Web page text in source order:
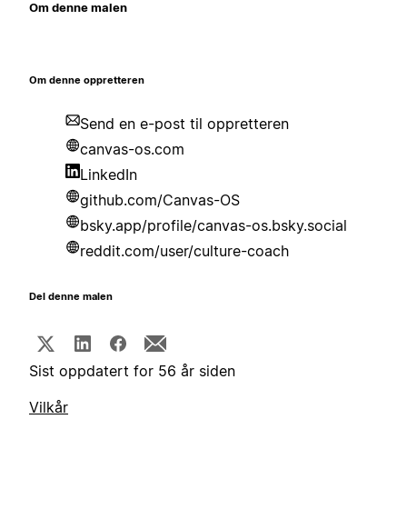
Om denne malen
Om denne oppretteren
Send en e-post til oppretteren
canvas-os.com
LinkedIn
github.com/Canvas-OS
bsky.app/profile/canvas-os.bsky.social
reddit.com/user/culture-coach
Del denne malen
Sist oppdatert for 56 år siden
Vilkår